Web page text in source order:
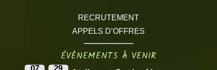
RECRUTEMENT
APPELS D’OFFRES
ÉVÈNEMENTS À VENIR